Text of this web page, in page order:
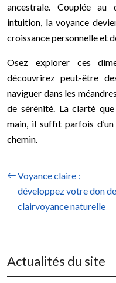
ancestrale. Couplée au
intuition, la voyance
croissance personnelle et
Osez explorer ces
découvrirez peut-être
naviguer dans les
de sérénité. La clarté
main, il suffit parfois
chemin.
Voyance claire :
développez votre don de
clairvoyance naturelle
Actualités du site